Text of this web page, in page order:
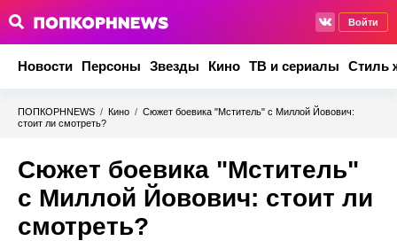
Войти
Новости Персоны Звезды Кино ТВ и сериалы Стиль
ПОПКОРНNEWS / Кино / Сюжет боевика "Мститель" с Миллой Йовович:
стоит ли смотреть?
Сюжет боевика "Мститель"
с Миллой Йовович: стоит ли
смотреть?